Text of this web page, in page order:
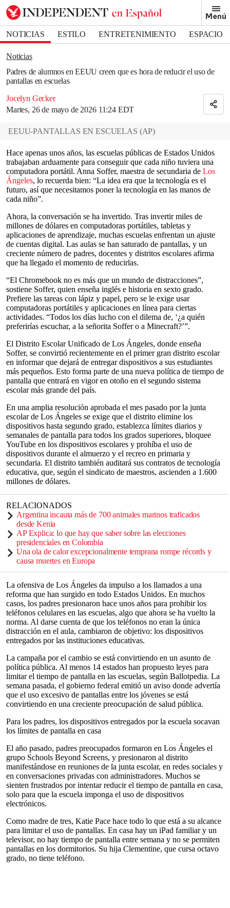
Menú
NOTICIAS ESTILO ENTRETENIMIENTO
ESPACIO
DEPORTES
Noticias
Padres de alumnos en EEUU creen que es hora de reducir el uso de
pantallas en escuelas
Jocelyn Gecker
Martes, 26 de mayo de 2026 11:24 EDT
Bookmark popover
Removed from bookmarks
Close popover
EEUU-PANTALLAS EN ESCUELAS (AP)
Hace apenas unos años, las escuelas públicas de Estados Unidos
trabajaban arduamente para conseguir que cada niño tuviera una
computadora portátil. Anna Soffer, maestra de secundaria de Los
Ángeles, lo recuerda bien: “La idea era que la tecnología es el
futuro, así que necesitamos poner la tecnología en las manos de
cada niño”.
Ahora, la conversación se ha invertido. Tras invertir miles de
millones de dólares en computadoras portátiles, tabletas y
aplicaciones de aprendizaje, muchas escuelas enfrentan un ajuste
de cuentas digital. Las aulas se han saturado de pantallas, y un
creciente número de padres, docentes y distritos escolares afirma
que ha llegado el momento de reducirlas.
“El Chromebook no es más que un mundo de distracciones”,
sostiene Soffer, quien enseña inglés e historia en sexto grado.
Prefiere las tareas con lápiz y papel, pero se le exige usar
computadoras portátiles y aplicaciones en línea para ciertas
actividades. “Todos los días lucho con el dilema de, ‘¿a quién
preferirías escuchar, a la señorita Soffer o a Minecraft?’”.
El Distrito Escolar Unificado de Los Ángeles, donde enseña
Soffer, se convirtió recientemente en el primer gran distrito escolar
en informar que dejará de entregar dispositivos a sus estudiantes
más pequeños. Esto forma parte de una nueva política de tiempo de
pantalla que entrará en vigor en otoño en el segundo sistema
escolar más grande del país.
En una amplia resolución aprobada el mes pasado por la junta
escolar de Los Ángeles se exige que el distrito elimine los
dispositivos hasta segundo grado, establezca límites diarios y
semanales de pantalla para todos los grados superiores, bloquee
YouTube en los dispositivos escolares y prohíba el uso de
dispositivos durante el almuerzo y el recreo en primaria y
secundaria. El distrito también auditará sus contratos de tecnología
educativa, que, según el sindicato de maestros, ascienden a 1.600
millones de dólares.
RELACIONADOS
Argentina incauta más de 700 animales marinos traficados
desde Kenia
AP Explica: lo que hay que saber sobre las elecciones
presidenciales en Colombia
Una ola de calor excepcionalmente temprana rompe récords y
causa muertes en Europa
La ofensiva de Los Ángeles da impulso a los llamados a una
reforma que han surgido en todo Estados Unidos. En muchos
casos, los padres presionaron hace unos años para prohibir los
teléfonos celulares en las escuelas, algo que ahora se ha vuelto la
norma. Al darse cuenta de que los teléfonos no eran la única
distracción en el aula, cambiaron de objetivo: los dispositivos
entregados por las instituciones educativas.
La campaña por el cambio se está convirtiendo en un asunto de
política pública. Al menos 14 estados han propuesto leyes para
limitar el tiempo de pantalla en las escuelas, según Ballotpedia. La
semana pasada, el gobierno federal emitió un aviso donde advertía
que el uso excesivo de pantallas entre los jóvenes se está
convirtiendo en una creciente preocupación de salud pública.
Para los padres, los dispositivos entregados por la escuela socavan
los límites de pantalla en casa
El año pasado, padres preocupados formaron en Los Ángeles el
grupo Schools Beyond Screens, y presionaron al distrito
manifestándose en reuniones de la junta escolar, en redes sociales y
en conversaciones privadas con administradores. Muchos se
sienten frustrados por intentar reducir el tiempo de pantalla en casa,
solo para que la escuela imponga el uso de dispositivos
electrónicos.
Como madre de tres, Katie Pace hace todo lo que está a su alcance
para limitar el uso de pantallas. En casa hay un iPad familiar y un
televisor, no hay tiempo de pantalla entre semana y no se permiten
pantallas en los dormitorios. Su hija Clementine, que cursa octavo
grado, no tiene teléfono.